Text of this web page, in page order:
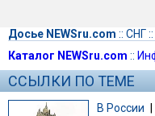
Досье NEWSru.com :: СНГ::
Каталог NEWSru.com ::
ССЫЛКИ ПО ТЕМЕ
В России